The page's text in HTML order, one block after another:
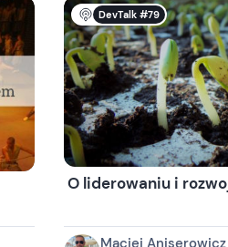
DevTalk #79
O liderowaniu i